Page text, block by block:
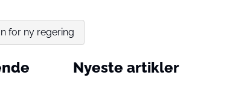
for ny regering
Nyeste artikler